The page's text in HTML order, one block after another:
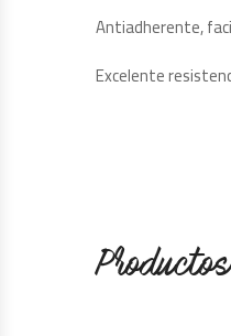
Antiadherente,
Excelente